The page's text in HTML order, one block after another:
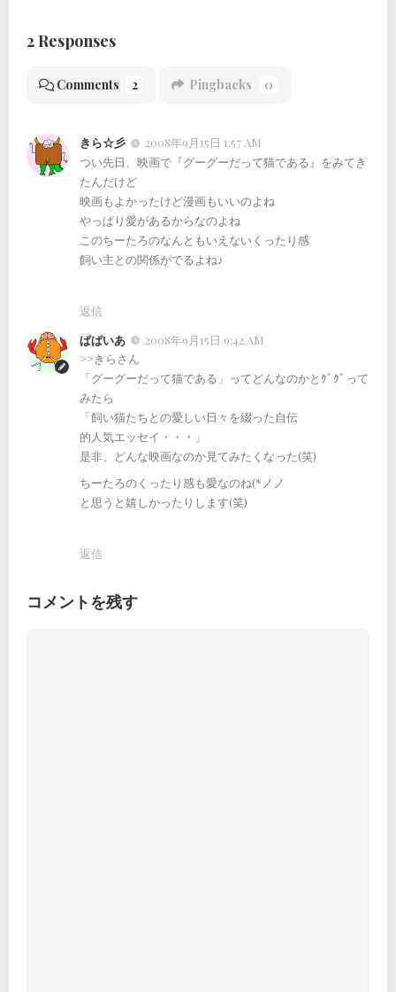
2 Responses
Comments 2 Pingbacks 0
きら☆彡
2008年9月15日 1:57 AM
つい先日、映画で『グーグーだって猫である』をみてき
たんだけど
映画もよかったけど漫画もいいのよね
やっぱり愛があるからなのよね
このちーたろのなんともいえないくったり感
飼い主との関係がでるよね♪
返信
ぱぱいあ
2008年9月15日 9:42 AM
>>きらさん
「グーグーだって猫である」ってどんなのかとｸﾞｸﾞって
みたら
「飼い猫たちとの愛しい日々を綴った自伝
的人気エッセイ・・・」
是非、どんな映画なのか見てみたくなった(笑)
ちーたろのくったり感も愛なのね(*ノノ
と思うと嬉しかったりします(笑)
返信
コメントを残す